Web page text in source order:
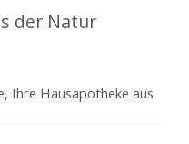
der Natur